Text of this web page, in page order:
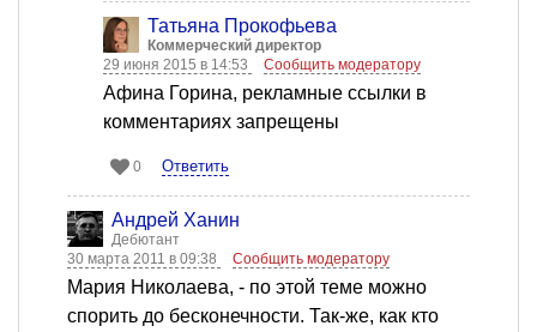
Татьяна Прокофьева
Коммерческий директор
29 июня 2015 в 14:53
Сообщить модератору
Афина Горина, рекламные ссылки в
комментариях запрещены
0 Ответить
Андрей Ханин
Дебютант
30 марта 2011 в 09:38
Сообщить модератору
Мария Николаева, - по этой теме можно
спорить до бесконечности. Так-же, как кто